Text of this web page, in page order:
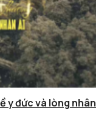
y đức và lòng nhân